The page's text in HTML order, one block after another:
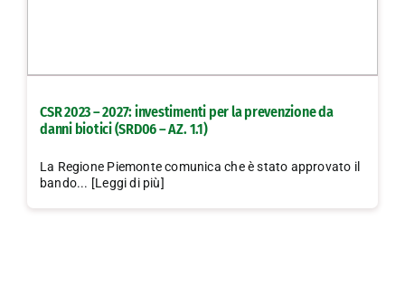
CSR 2023 – 2027: investimenti per la prevenzione da
danni biotici (SRD06 – AZ. 1.1)
La Regione Piemonte comunica che è stato approvato il
bando... [Leggi di più]